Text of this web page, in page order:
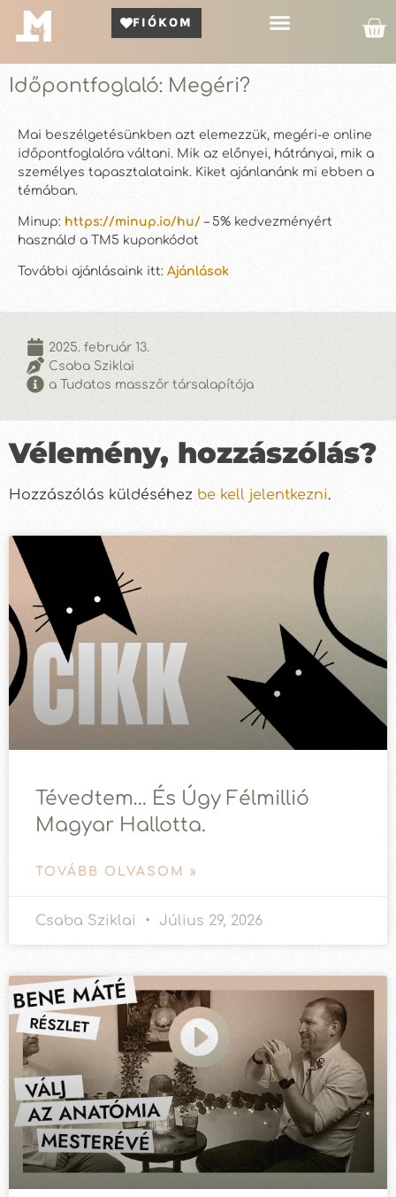
FIÓKOM
Időpontfoglaló: Megéri?
Mai beszélgetésünkben azt elemezzük, megéri-e online
időpontfoglalóra váltani. Mik az előnyei, hátrányai, mik a
személyes tapasztalataink. Kiket ajánlanánk mi ebben a
témában.
Minup: https://minup.io/hu/ – 5% kedvezményért
használd a TM5 kuponkódot
További ajánlásaink itt: Ajánlások
2025. február 13.
Csaba Sziklai
a Tudatos masszőr társalapítója
Vélemény, hozzászólás?
Hozzászólás küldéséhez be kell jelentkezni.
Tévedtem… És Úgy Félmillió
Magyar Hallotta.
TOVÁBB OLVASOM »
Csaba Sziklai Július 29, 2026